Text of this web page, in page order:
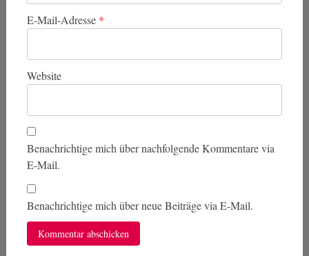
E-Mail-Adresse *
Website
Benachrichtige mich über nachfolgende Kommentare via
E-Mail.
Benachrichtige mich über neue Beiträge via E-Mail.